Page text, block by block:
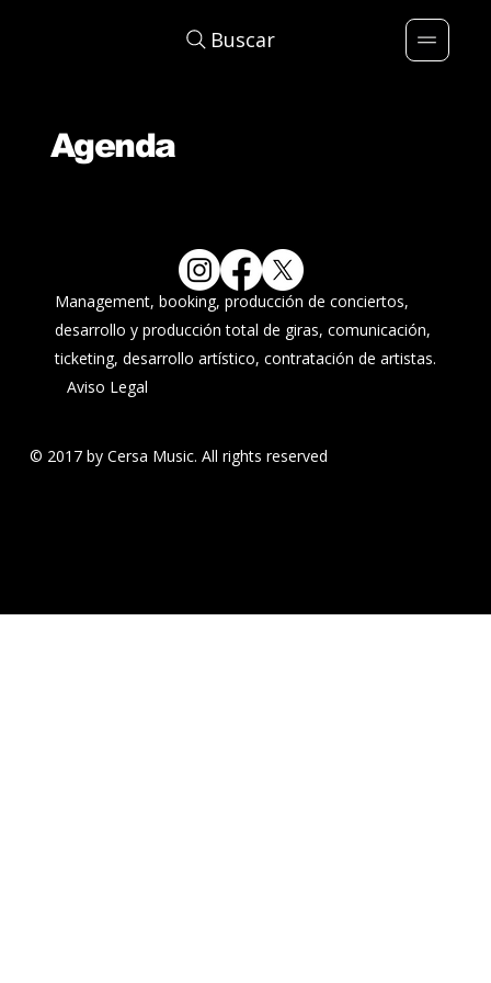
Buscar
Agenda
Management, booking, producción de conciertos,
desarrollo y producción total de giras, comunicación,
ticketing, desarrollo artístico, contratación de artistas.
Aviso Legal
© 2017 by Cersa Music. All rights reserved